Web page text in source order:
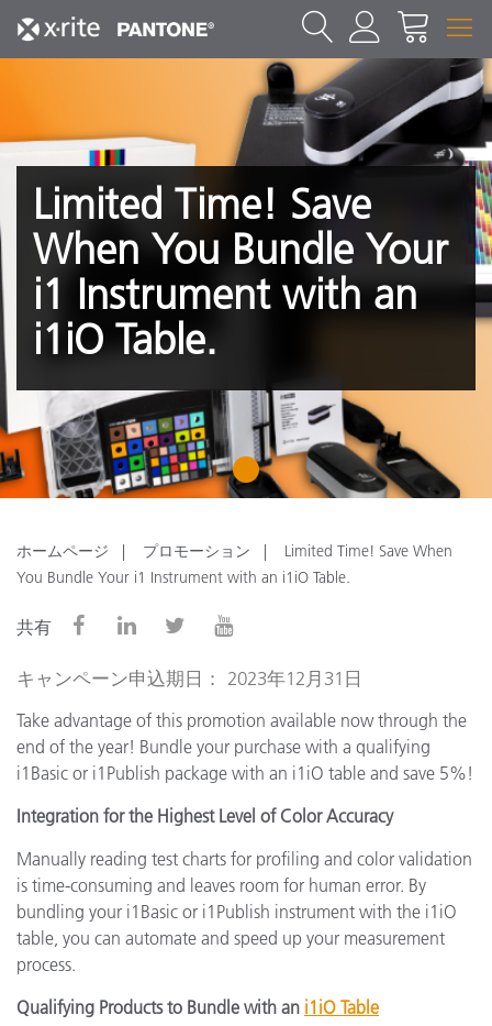
Limited Time! Save
When You Bundle Your
i1 Instrument with an
i1iO Table.
1
ホームページ プロモーション
Limited Time! Save When
You Bundle Your i1 Instrument with an i1iO Table.
共有
キャンペーン申込期日： 2023年12月31日
Take advantage of this promotion available now through the
end of the year! Bundle your purchase with a qualifying
i1Basic or i1Publish package with an i1iO table and save 5%!
Integration for the Highest Level of Color Accuracy
Manually reading test charts for profiling and color validation
is time-consuming and leaves room for human error. By
bundling your i1Basic or i1Publish instrument with the i1iO
table, you can automate and speed up your measurement
process.
Qualifying Products to Bundle with an i1iO Table